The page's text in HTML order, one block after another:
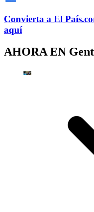
Convierta a El País
aquí
AHORA EN